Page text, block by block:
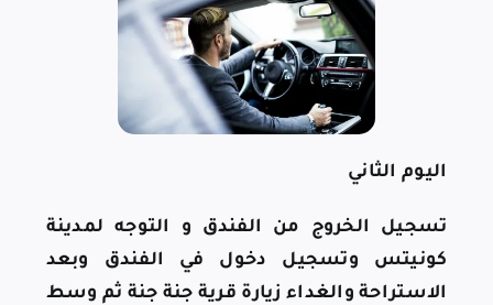
اليوم الثاني
تسجيل الخروج من الفندق و التوجه لمدينة
كونيتس وتسجيل دخول في الفندق وبعد
الاستراحة والغداء زيارة قرية جنة جنة ثم وسط